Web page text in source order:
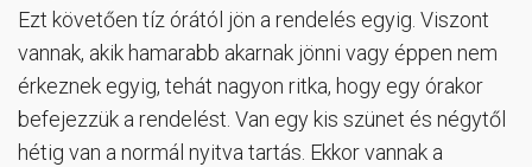
Ezt követően tíz órától jön a rendelés egyig. Viszont
vannak, akik hamarabb akarnak jönni vagy éppen nem
érkeznek egyig, tehát nagyon ritka, hogy egy órakor
befejezzük a rendelést. Van egy kis szünet és négytől
hétig van a normál nyitva tartás. Ekkor vannak a